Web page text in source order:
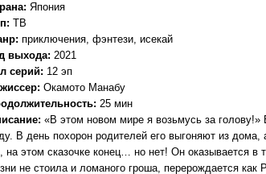
Япония
ТВ
приключения, фэнтези, исекай
выхода: 2021
серий: 12 эп
Окамото Манабу
25 мин
«В этом новом мире я возьмусь за голову!»
В день похорон родителей его выгоняют из дома,
на этом сказочке конец… но нет! Он оказывается
не стоила и ломаного гроша, перерождается как